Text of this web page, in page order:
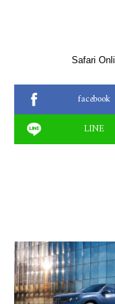
Safari
facebook
LINE